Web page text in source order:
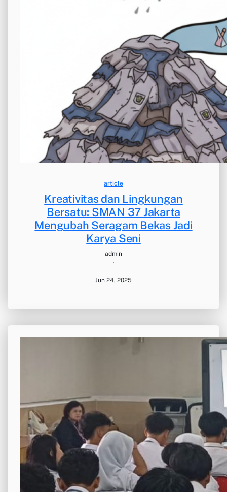
article
Kreativitas dan Lingkungan
Bersatu: SMAN 37 Jakarta
Mengubah Seragam Bekas Jadi
Karya Seni
admin
·
Jun 24, 2025